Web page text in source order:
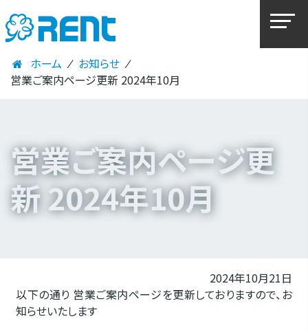
ホーム ⁄ お知らせ ⁄
営業ご案内ページ更新 2024年10月
営業ご案内ページ更
新 2024年10月
2024年10月21日
以下の通り 営業ご案内ページを更新しておりますので、お
知らせいたします